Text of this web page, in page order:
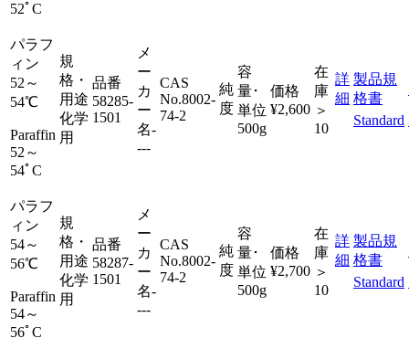
52ﾟC
パラフ
ィン
52～
54℃
Paraffin
52～
54ﾟC
規
格・
用途
化学
用
品番
58285-
1501
メ
ー
カ
ー
名-
---
CAS
No.8002-
74-2
純
度
容
量･
単位
500g
価格
¥2,600
在
庫
＞
10
詳
細
製品規
格書
Standard
パラフ
ィン
54～
56℃
Paraffin
54～
56ﾟC
規
格・
用途
化学
用
品番
58287-
1501
メ
ー
カ
ー
名-
---
CAS
No.8002-
74-2
純
度
容
量･
単位
500g
価格
¥2,700
在
庫
＞
10
詳
細
製品規
格書
Standard